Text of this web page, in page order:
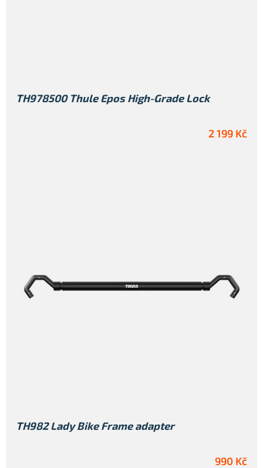
TH978500 Thule Epos High-Grade Lock
2 199 Kč
TH982 Lady Bike Frame adapter
990 Kč